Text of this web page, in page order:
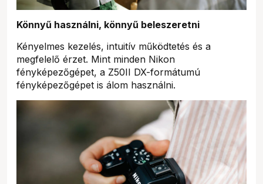
Könnyű használni, könnyű beleszeretni
Kényelmes kezelés, intuitív működtetés és a
megfelelő érzet. Mint minden Nikon
fényképezőgépet, a Z50II DX-formátumú
fényképezőgépet is álom használni.